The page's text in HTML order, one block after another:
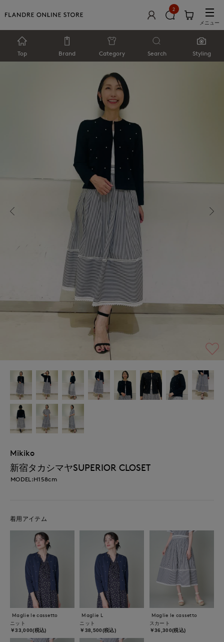
2
メニュー
Top Brand Category Search Styling
Mikiko
新宿タカシマヤSUPERIOR CLOSET
MODEL:H158cm
着用アイテム
Maglie le cassetto
ニット
￥33,000(税込)
Maglie L
ニット
￥38,500(税込)
Maglie le cassetto
スカート
￥36,300(税込)